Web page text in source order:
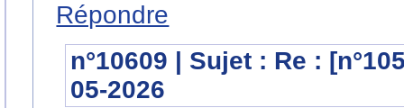
Répondre
n°10609 | Sujet : Re :
05-2026